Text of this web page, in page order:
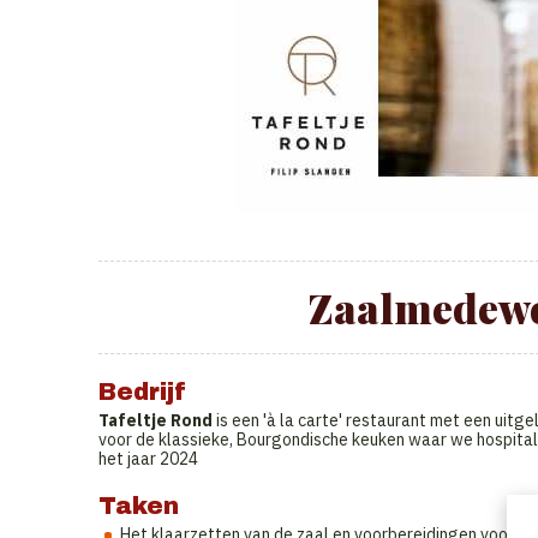
Bedrijf
Tafeltje Rond is een 'à la carte' restaurant met een
voor de klassieke, Bourgondische keuken waar we
het jaar 2024
Taken